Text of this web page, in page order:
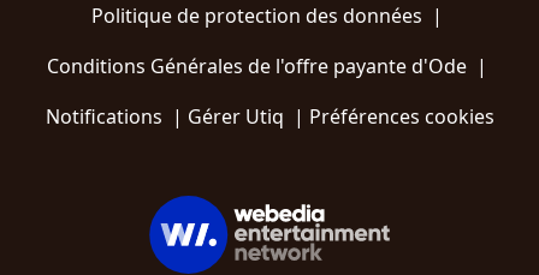
Politique de protection des données |
Conditions Générales de l'offre payante d'Ode |
Notifications | Gérer Utiq | Préférences cookies